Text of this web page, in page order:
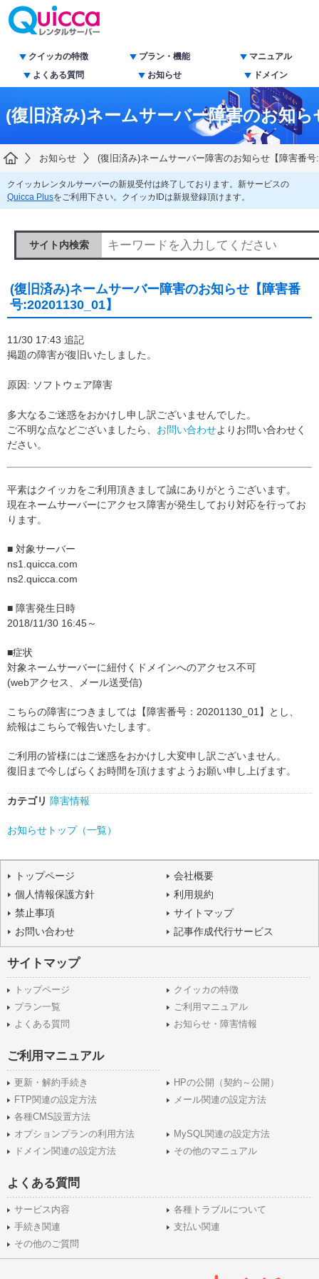
クイッカの特徴 プラン・機能
マニュアル
よくある質問
お知らせ ドメイン
(復旧済み)ネームサーバー障害のお知
お知らせ (復旧済み)ネームサーバー障害のお知らせ【障害番号
クイッカレンタルサーバーの新規受付は終了しております。新サービスの
Quicca Plusをご利用下さい。クイッカIDは新規登録頂けます。
サイト内検索
(復旧済み)ネームサーバー障害のお知らせ【障害番
号:20201130_01】
11/30 17:43 追記
掲題の障害が復旧いたしました。
原因: ソフトウェア障害
多大なるご迷惑をおかけし申し訳ございませんでした。
ご不明な点などございましたら、 お問い合わせよりお問い合わせく
ださい。
平素はクイッカをご利用頂きまして誠にありがとうございます。
現在ネームサーバーにアクセス障害が発生しており対応を行ってお
ります。
■ 対象サーバー
ns1.quicca.com
ns2.quicca.com
■ 障害発生日時
2018/11/30 16:45～
■症状
対象ネームサーバーに紐付くドメインへのアクセス不可
(webアクセス、メール送受信)
こちらの障害につきましては【障害番号：20201130_01】とし、
続報はこちらで報告いたします。
ご利用の皆様にはご迷惑をおかけし大変申し訳ございません。
復旧まで今しばらくお時間を頂けますようお願い申し上げます。
カテゴリ 障害情報
お知らせトップ（一覧）
トップページ
会社概要
個人情報保護方針
利用規約
禁止事項
サイトマップ
お問い合わせ
記事作成代行サービス
サイトマップ
トップページ
クイッカの特徴
プラン一覧
ご利用マニュアル
よくある質問
お知らせ・障害情報
ご利用マニュアル
更新・解約手続き
HPの公開（契約～公開）
FTP関連の設定方法
メール関連の設定方法
各種CMS設置方法
オプションプランの利用方法
MySQL関連の設定方法
ドメイン関連の設定方法
その他のマニュアル
よくある質問
サービス内容
各種トラブルについて
手続き関連
支払い関連
その他のご質問